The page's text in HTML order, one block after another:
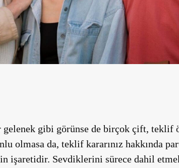
gibi görünse de birçok çift, teklif
olmasa da, teklif kararınız hakkında
işaretidir. Sevdiklerini sürece dahil